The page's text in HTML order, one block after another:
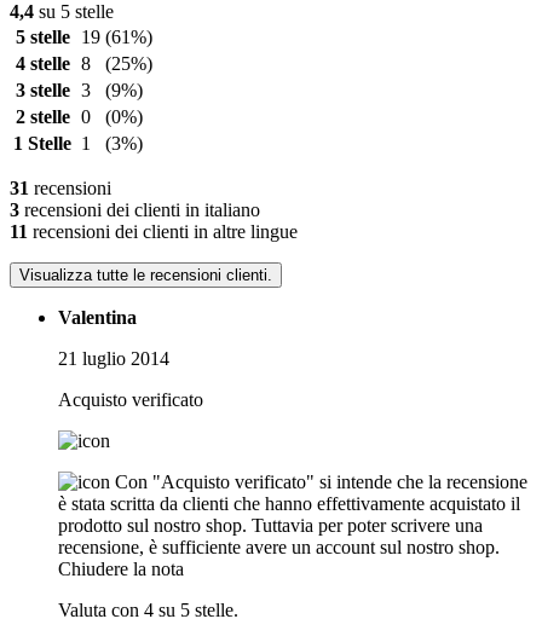
4,4 su 5 stelle
5 stelle
19 (61%)
4 stelle 8
(25%)
3 stelle 3
(9%)
2 stelle 0
(0%)
1 Stelle 1 (3%)
31 recensioni
3 recensioni dei clienti in italiano
11 recensioni dei clienti in altre lingue
Visualizza tutte le recensioni clienti.
Valentina
21 luglio 2014
Acquisto verificato
Con "Acquisto verificato" si intende che la recensione
è stata scritta da clienti che hanno effettivamente acquistato il
prodotto sul nostro shop. Tuttavia per poter scrivere una
recensione, è sufficiente avere un account sul nostro shop.
Chiudere la nota
Valuta con 4 su 5 stelle.